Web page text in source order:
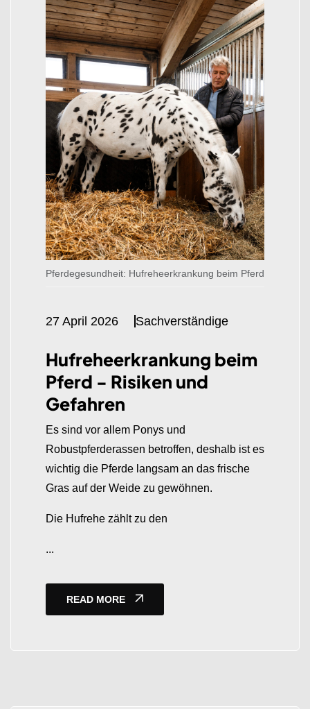
Pferdegesundheit: Hufreheerkrankung beim Pferd
27 April 2026 Sachverständige
Hufreheerkrankung beim
Pferd - Risiken und
Gefahren
Es sind vor allem Ponys und
Robustpferderassen betroffen, deshalb ist es
wichtig die Pferde langsam an das frische
Gras auf der Weide zu gewöhnen.
Die Hufrehe zählt zu den
...
READ MORE